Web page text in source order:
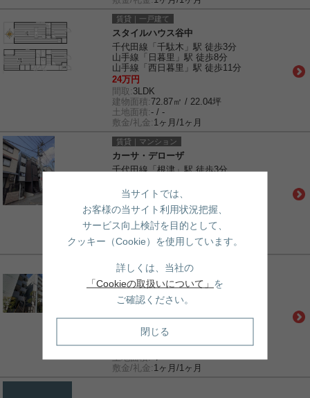
賃貸｜一戸建て
スタイルハウス谷中
千代田線「千駄木」駅 徒歩3分
山手線「日暮里」駅 徒歩8分
山手線「西日暮里」駅 徒歩11分
24万円
間取: 3LDK
建物面積:72.87㎡ / 22.04坪
土地面積:- / -
敷金/礼金: 1ヶ月/1ヶ月
賃貸｜マンション
カーサ・デローザ
千代田線「根津」駅 徒歩3分
山手線「鶯谷」駅 徒歩12分
間取: 1LDK
建物面積:- / 11.36坪
敷金/礼金:
1ヶ月/0ヶ月
賃貸｜マンション
プライムアーバン千駄木
千代田線「千駄木」駅 徒歩5分
南北線「本駒込」駅 徒歩13分
2LDK
建物面積:- / 16.35坪
土地面積:- / -
敷金/礼金: 1ヶ月/1ヶ月
当サイトでは、
お客様の当サイト利用状況把握、
サービス向上検討を目的として、
クッキー（Cookie）を使用しています。
詳しくは、当社の
「Cookieの取扱いについて」 を
ご確認ください。
閉じる